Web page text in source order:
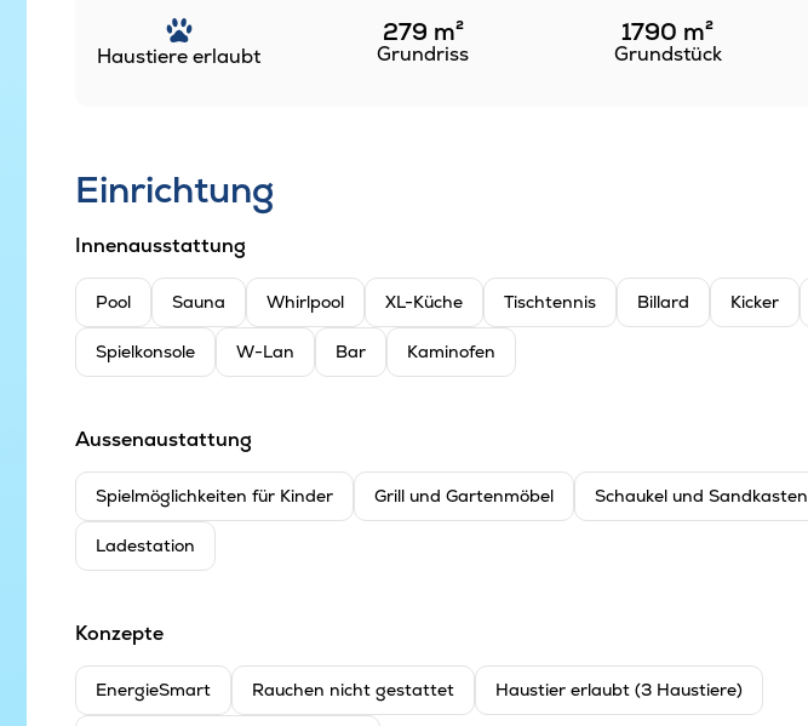
Haustiere erlaubt
279 m²
Grundriss
1790 m²
Grundstück
Einrichtung
Innenausstattung
Pool Sauna Whirlpool XL-Küche Tischtennis Billard Kicker
Spielkonsole W-Lan Bar Kaminofen
Aussenaustattung
Spielmöglichkeiten für Kinder Grill und Gartenmöbel Schaukel und Sandkasten
Ladestation
Konzepte
EnergieSmart Rauchen nicht gestattet Haustier erlaubt (3 Haustiere)